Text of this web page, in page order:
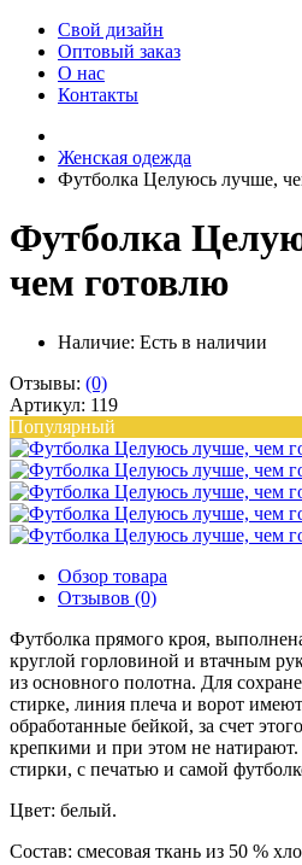
Свой дизайн
Оптовый заказ
О нас
Контакты
Женская одежда
Футболка Целуюсь лучше,
Футболка
чем готовлю
Наличие: Есть в наличии
Отзывы: (0)
Артикул: 119
Популярный
Обзор товара
Отзывов (0)
Футболка прямого кроя,
круглой горловиной и втачным
из основного полотна. Для
стирке, линия плеча и ворот
обработанные бейкой, за счет
крепкими и при этом не
стирки, с печатью и самой
Цвет: белый.
Состав: смесовая ткань из 50 %